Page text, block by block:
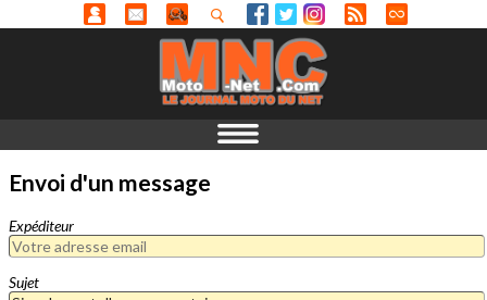
Envoi d'un message
Expéditeur
Sujet